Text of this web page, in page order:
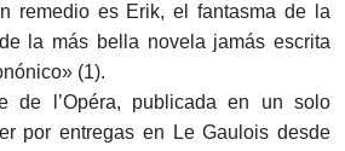
remedio es Erik, el fantasma de la
la más bella novela jamás escrita
(1).
de l’Opéra, publicada en un solo
por entregas en Le Gaulois desde